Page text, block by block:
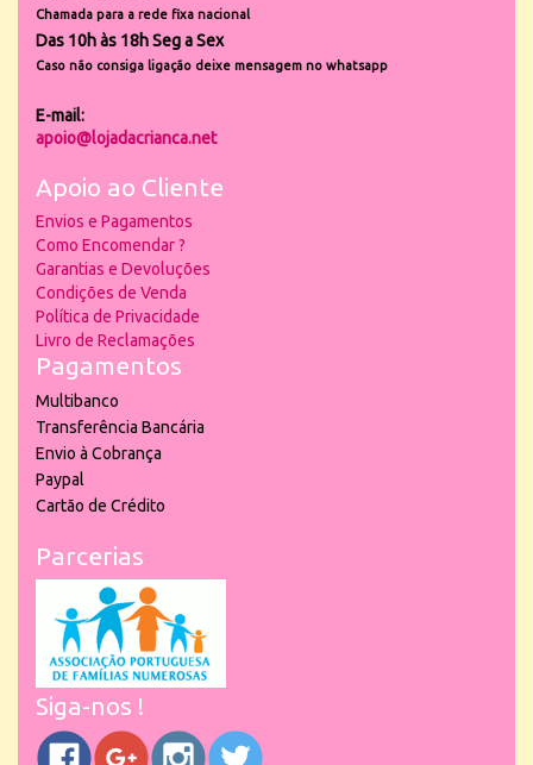
Chamada para a rede fixa nacional
Das 10h às 18h Seg a Sex
Caso não consiga ligação deixe mensagem no whatsapp
E-mail:
apoio@lojadacrianca.net
Apoio ao Cliente
Envios e Pagamentos
Como Encomendar ?
Garantias e Devoluções
Condições de Venda
Política de Privacidade
Livro de Reclamações
Pagamentos
Multibanco
Transferência Bancária
Envio à Cobrança
Paypal
Cartão de Crédito
Parcerias
Siga-nos !